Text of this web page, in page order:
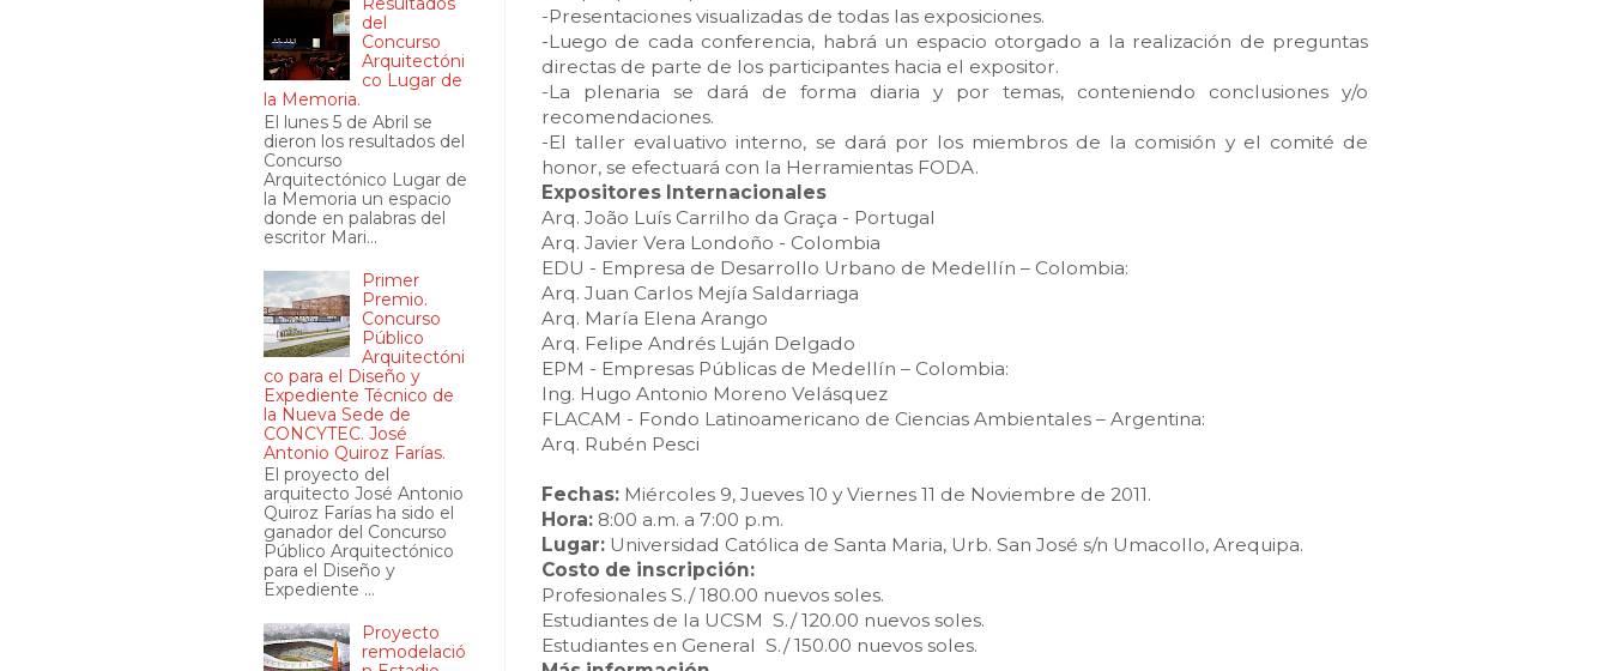
-Presentaciones visualizadas de todas las exposiciones.
-Luego de cada conferencia, habrá un espacio otorgado a la realización de preguntas
directas de parte de los participantes hacia el expositor.
-La plenaria se dará de forma diaria y por temas, conteniendo conclusiones y/o
recomendaciones.
-El taller evaluativo interno, se dará por los miembros de la comisión y el comité de
honor, se efectuará con la Herramientas FODA.
Expositores Internacionales
Arq. João Luís Carrilho da Graça - Portugal
Arq. Javier Vera Londoño - Colombia
EDU - Empresa de Desarrollo Urbano de Medellín – Colombia:
Arq. Juan Carlos Mejía Saldarriaga
Arq. María Elena Arango
Arq. Felipe Andrés Luján Delgado
EPM - Empresas Públicas de Medellín – Colombia:
Ing. Hugo Antonio Moreno Velásquez
FLACAM - Fondo Latinoamericano de Ciencias Ambientales – Argentina:
Arq. Rubén Pesci
Fechas: Miércoles 9, Jueves 10 y Viernes 11 de Noviembre de 2011.
Hora: 8:00 a.m. a 7:00 p.m.
Lugar: Universidad Católica de Santa Maria, Urb. San José s/n Umacollo, Arequipa.
Costo de inscripción:
Profesionales S./ 180.00 nuevos soles.
Estudiantes de la UCSM S./ 120.00 nuevos soles.
Estudiantes en General S./ 150.00 nuevos soles.
del
Concurso
Arquitectóni
co Lugar de
la Memoria.
El lunes 5 de Abril se
dieron los resultados del
Concurso
Arquitectónico Lugar de
la Memoria un espacio
donde en palabras del
escritor Mari...
Primer
Premio.
Concurso
Público
Arquitectóni
co para el Diseño y
Expediente Técnico de
la Nueva Sede de
CONCYTEC. José
Antonio Quiroz Farías.
El proyecto del
arquitecto José Antonio
Quiroz Farías ha sido el
ganador del Concurso
Público Arquitectónico
para el Diseño y
Expediente ...
Proyecto
remodelació